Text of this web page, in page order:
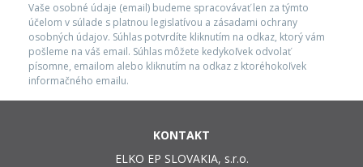
Vaše osobné údaje (email) budeme spracovávať len za týmto
účelom v súlade s platnou legislatívou a zásadami ochrany
osobných údajov. Súhlas potvrdíte kliknutím na odkaz, ktorý vám
pošleme na váš email. Súhlas môžete kedykoľvek odvolať
písomne, emailom alebo kliknutím na odkaz z ktoréhokoľvek
informačného emailu.
KONTAKT
ELKO EP SLOVAKIA, s.r.o.